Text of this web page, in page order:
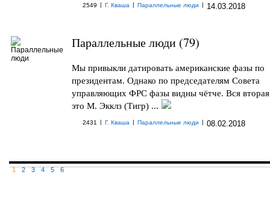
2549 | Г. Кваша | Параллельные люди | 14.03.2018
Параллельные люди (79)
Мы привыкли датировать американские фазы по
президентам. Однако по председателям Совета
управляющих ФРС фазы видны чётче. Вся
это М. Экклз (Тигр) ...
2431 | Г. Кваша | Параллельные люди | 08.02.2018
1 2 3 4 5 6